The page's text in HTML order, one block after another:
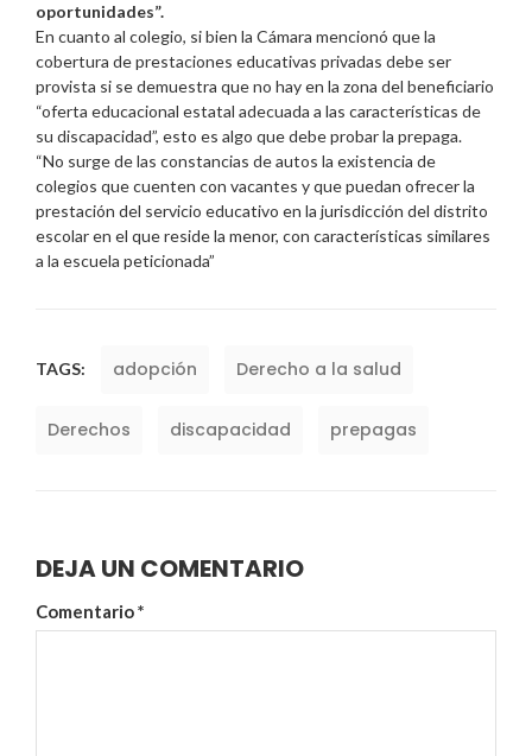
oportunidades”.
En cuanto al colegio, si bien la Cámara mencionó que la
cobertura de prestaciones educativas privadas debe ser
provista si se demuestra que no hay en la zona del beneficiario
“oferta educacional estatal adecuada a las características de
su discapacidad”, esto es algo que debe probar la prepaga.
“No surge de las constancias de autos la existencia de
colegios que cuenten con vacantes y que puedan ofrecer la
prestación del servicio educativo en la jurisdicción del distrito
escolar en el que reside la menor, con características similares
a la escuela peticionada”
TAGS: adopción Derecho a la salud
Derechos discapacidad prepagas
DEJA UN COMENTARIO
Comentario*